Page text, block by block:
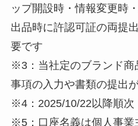
ップ開設時・情報変更時
出品時に許認可証の両提
要です
※3：当社定のブランド商
事項の入力や書類の提出
※4：2025/10/22以降順次
※5：口座名義は個人事業